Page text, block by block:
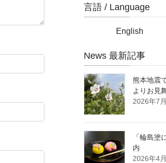
言語 / Language
English
News 最新記事
熊本地震
よりお見
2026年7
「輪島塗
内
2026年4